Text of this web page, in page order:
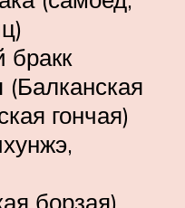
бракк
(Балканская
гончая)
борзая)